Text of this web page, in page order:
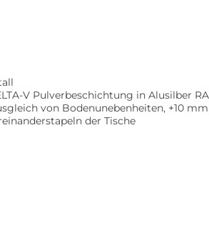
V Pulverbeschichtung in Alusilber
von Bodenunebenheiten, +10
der Tische